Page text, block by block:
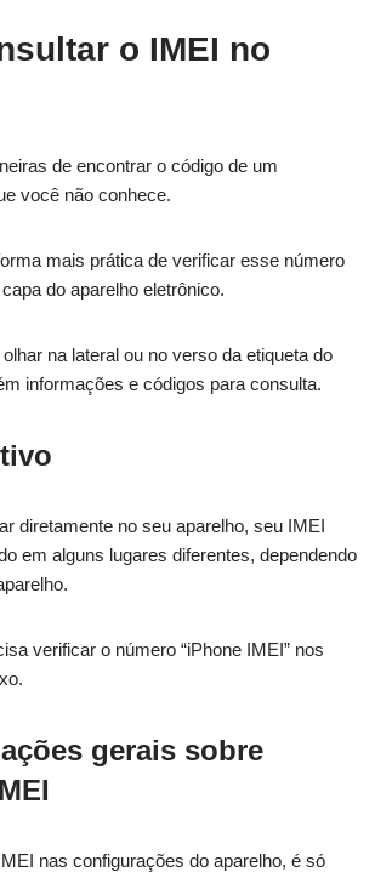
o IMEI no
de encontrar o código de um
você não conhece.
mais prática de verificar esse número
do aparelho eletrônico.
na lateral ou no verso da etiqueta do
informações e códigos para consulta.
diretamente no seu aparelho, seu IMEI
em alguns lugares diferentes, dependendo
verificar o número “iPhone IMEI” nos
gerais sobre
nas configurações do aparelho, é só